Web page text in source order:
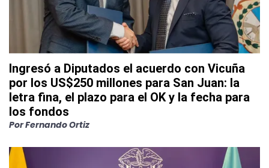
Ingresó a Diputados el acuerdo con Vicuña
por los US$250 millones para San Juan: la
letra fina, el plazo para el OK y la fecha para
los fondos
PorFernando Ortiz